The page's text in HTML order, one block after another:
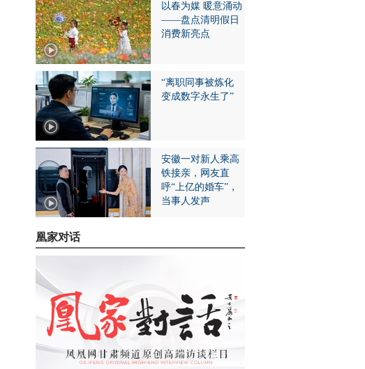
以春为媒 暖意涌动
——盘点清明假日
消费新亮点
“离职同事被炼化
变成数字永生了”
安徽一对新人乘高
铁接亲，网友直
呼“上亿的婚车”，
当事人发声
凰家对话